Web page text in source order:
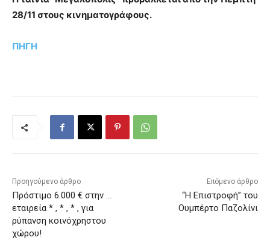
28/11 στους κινηματογράφους.
ΠΗΓΗ
Προηγούμενο άρθρο
Πρόστιμο 6.000 € στην …
εταιρεία * , * , * , για
ρύπανση κοινόχρηστου
χώρου!
Επόμενο άρθρο
“Η Επιστροφή” του
Ουμπέρτο Παζολίνι